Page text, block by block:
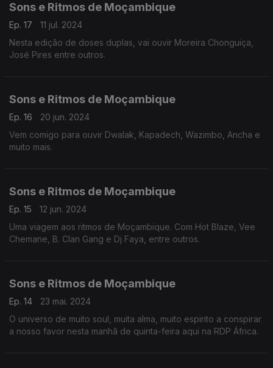
Sons e Ritmos de Moçambique
Ep. 17
11 jul. 2024
Nesta edição de doses duplas, vai ouvir Moreira Chonguiça,
José Pires entre outros.
Sons e Ritmos de Moçambique
Ep. 16
20 jun. 2024
Vem comigo para ouvir Dwalak, Kapadech, Wazimbo, Ancha e
muito mais.
Sons e Ritmos de Moçambique
Ep. 15
12 jun. 2024
Uma viagem aos ritmos de Moçambique. Com Hot Blaze, Vee
Chemane, B. Clan Gang e Dj Faya, entre outros.
Sons e Ritmos de Moçambique
Ep. 14
23 mai. 2024
O universo de muito soul, muita alma, muito espirito a conspirar
a nosso favor nesta manhã de quinta-feira aqui na RDP África.